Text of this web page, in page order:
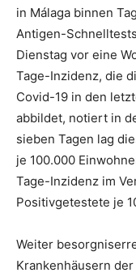
in Málaga binnen
Antigen-
Dienstag vor eine
Tage-Inzidenz, die
Covid-19 in den
abbildet, notiert in
sieben Tagen lag
je 100.000
Tage-Inzidenz im
Positivgetestete je
Weiter
Krankenhäusern